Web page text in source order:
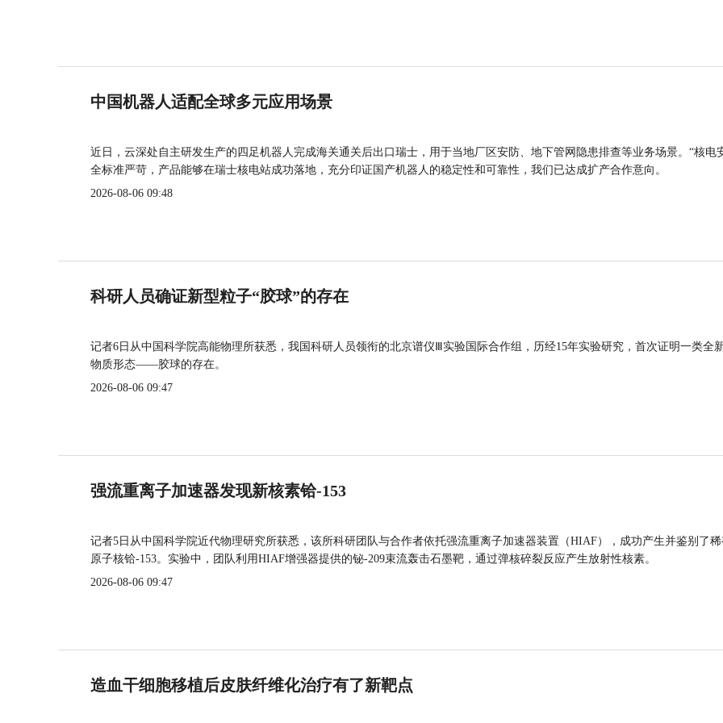
中国机器人适配全球多元应用场景
近日，云深处自主研发生产的四足机器人完成海关通关后出口瑞士，用于当地厂区安防、地下管网隐患排查等业务场景。“核电
全标准严苛，产品能够在瑞士核电站成功落地，充分印证国产机器人的稳定性和可靠性，我们已达成扩产合作意向。
2026-08-06 09:48
科研人员确证新型粒子“胶球”的存在
记者6日从中国科学院高能物理所获悉，我国科研人员领衔的北京谱仪Ⅲ实验国际合作组，历经15年实验研究，首次证明一类全
物质形态——胶球的存在。
2026-08-06 09:47
强流重离子加速器发现新核素铪-153
记者5日从中国科学院近代物理研究所获悉，该所科研团队与合作者依托强流重离子加速器装置（HIAF），成功产生并鉴别了
原子核铪-153。实验中，团队利用HIAF增强器提供的铋-209束流轰击石墨靶，通过弹核碎裂反应产生放射性核素。
2026-08-06 09:47
造血干细胞移植后皮肤纤维化治疗有了新靶点